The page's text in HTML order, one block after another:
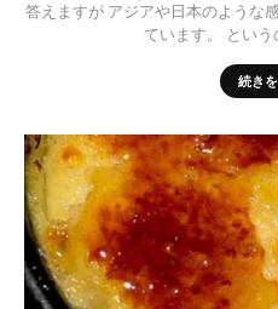
答えますが アジアや日本のような
ています。 とい
続き